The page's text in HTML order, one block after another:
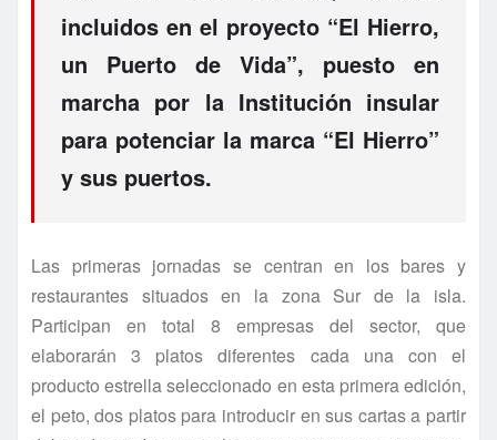
incluidos en el proyecto “El Hierro,
un Puerto de Vida”, puesto en
marcha por la Institución insular
para potenciar la marca “El Hierro”
y sus puertos.
Las primeras jornadas se centran en los bares y
restaurantes situados en la zona Sur de la isla.
Participan en total 8 empresas del sector, que
elaborarán 3 platos diferentes cada una con el
producto estrella seleccionado en esta primera edición,
el peto, dos platos para introducir en sus cartas a partir